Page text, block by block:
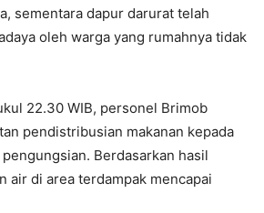
sementara dapur darurat telah
oleh warga yang rumahnya tidak
22.30 WIB, personel Brimob
pendistribusian makanan kepada
Berdasarkan hasil
air di area terdampak mencapai